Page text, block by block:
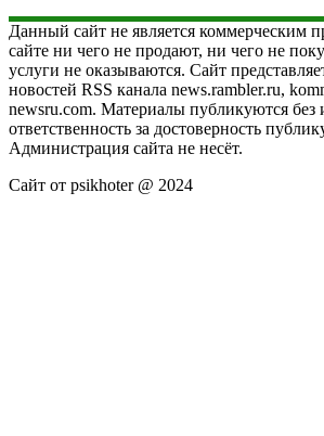
Данный сайт не является коммерческим
сайте ни чего не продают, ни чего не
услуги не оказываются. Сайт
новостей RSS канала news.rambler.ru,
newsru.com. Материалы публикуются без
ответственность за достоверность
Администрация сайта не несёт.
Сайт от psikhoter @ 2024